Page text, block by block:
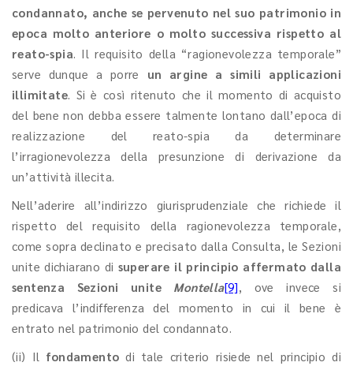
condannato, anche se pervenuto nel suo patrimonio in
epoca molto anteriore o molto successiva rispetto al
reato-spia. Il requisito della “ragionevolezza temporale”
serve dunque a porre un argine a simili applicazioni
illimitate. Si è così ritenuto che il momento di acquisto
del bene non debba essere talmente lontano dall’epoca di
realizzazione del reato-spia da determinare
l’irragionevolezza della presunzione di derivazione da
un’attività illecita.
Nell’aderire all’indirizzo giurisprudenziale che richiede il
rispetto del requisito della ragionevolezza temporale,
come sopra declinato e precisato dalla Consulta, le Sezioni
unite dichiarano di superare il principio affermato dalla
sentenza Sezioni unite Montella[9], ove invece si
predicava l’indifferenza del momento in cui il bene è
entrato nel patrimonio del condannato.
(ii) Il fondamento di tale criterio risiede nel principio di